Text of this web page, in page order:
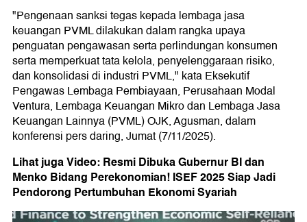
"Pengenaan sanksi tegas kepada lembaga jasa
keuangan PVML dilakukan dalam rangka upaya
penguatan pengawasan serta perlindungan konsumen
serta memperkuat tata kelola, penyelenggaraan risiko,
dan konsolidasi di industri PVML," kata Eksekutif
Pengawas Lembaga Pembiayaan, Perusahaan Modal
Ventura, Lembaga Keuangan Mikro dan Lembaga Jasa
Keuangan Lainnya (PVML) OJK, Agusman, dalam
konferensi pers daring, Jumat (7/11/2025).
Lihat juga Video: Resmi Dibuka Gubernur BI dan
Menko Bidang Perekonomian! ISEF 2025 Siap Jadi
Pendorong Pertumbuhan Ekonomi Syariah